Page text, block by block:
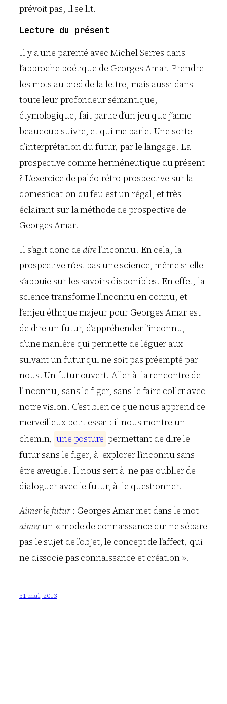
prévoit pas, il se lit.
Lecture du présent
Il y a une parenté avec Michel Serres dans
l’approche poétique de Georges Amar. Prendre
les mots au pied de la lettre, mais aussi dans
toute leur profondeur sémantique,
étymologique, fait partie d’un jeu que j’aime
beaucoup suivre, et qui me parle. Une sorte
d’interprétation du futur, par le langage. La
prospective comme herméneutique du présent
? L’exercice de paléo-rétro-prospective sur la
domestication du feu est un régal, et très
éclairant sur la méthode de prospective de
Georges Amar.
Il s’agit donc dedirel’inconnu. En cela, la
prospective n’est pas une science, même si elle
s’appuie sur les savoirs disponibles. En effet, la
science transforme l’inconnu en connu, et
l’enjeu éthique majeur pour Georges Amar est
de dire un futur, d’appréhender l’inconnu,
d’une manière qui permette de léguer aux
suivant un futur qui ne soit pas préempté par
nous. Un futur ouvert. Aller à la rencontre de
l’inconnu, sans le figer, sans le faire coller avec
notre vision. C’est bien ce que nous apprend ce
merveilleux petit essai : il nous montre un
chemin, une posture permettant de dire le
futur sans le figer, à explorer l’inconnu sans
être aveugle. Il nous sert à ne pas oublier de
dialoguer avec le futur, à le questionner.
Aimer le futur: Georges Amar met dans le mot
aimerun « mode de connaissance qui ne sépare
pas le sujet de l’objet, le concept de l’affect, qui
ne dissocie pas connaissance et création ».
31 mai, 2013